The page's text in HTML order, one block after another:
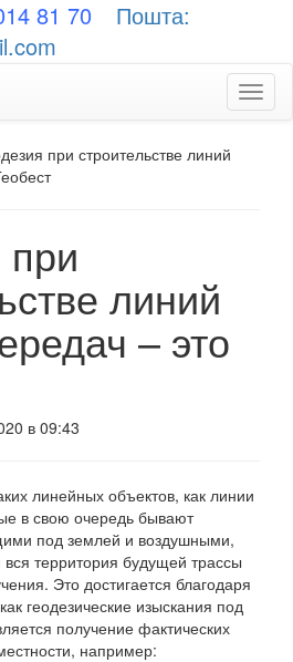
81 70
Пошта:
при строительстве линий
при
линий
– это
в 09:43
линейных объектов, как линии
в свою очередь бывают
под землей и воздушными,
территория будущей трассы
Это достигается благодаря
геодезические изыскания под
получение фактических
например: